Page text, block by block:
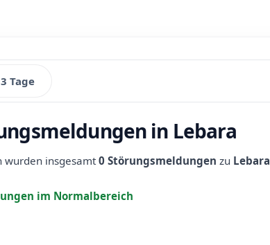
3 Tage
in Lebara
wurden insgesamt0 Störungsmeldungen zu Lebara
im Normalbereich